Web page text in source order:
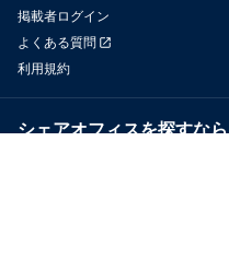
掲載者ログイン
よくある質問
利用規約
シェアオフィスを探すなら